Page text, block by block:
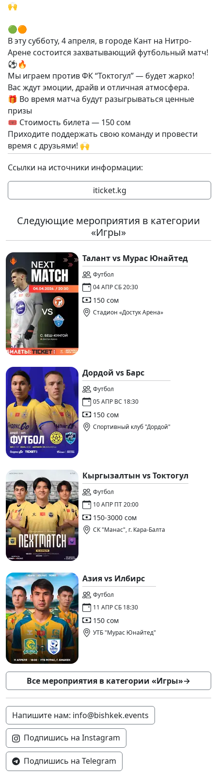
🙌
🟢🟠
В эту субботу, 4 апреля, в городе Кант на Нитро-
Арене состоится захватывающий футбольный матч!
⚽🔥
Мы играем против ФК “Токтогул” — будет жарко!
Вас ждут эмоции, драйв и отличная атмосфера.
🎁 Во время матча будут разыгрываться ценные
призы
🎟 Стоимость билета — 150 сом
Приходите поддержать свою команду и провести
время с друзьями! 🙌
Ссылки на источники информации:
iticket.kg
Следующие мероприятия в категории
«Игры»
Талант vs Мурас Юнайтед
Футбол
04 АПР СБ 20:30
150 сом
Стадион «Достук Арена»
Дордой vs Барс
Футбол
05 АПР ВС 18:30
150 сом
Спортивный клуб "Дордой"
Кыргызалтын vs Токтогул
Футбол
10 АПР ПТ 20:00
150-3000 сом
СК "Манас", г. Кара-Балта
Азия vs Илбирс
Футбол
11 АПР СБ 18:30
150 сом
УТБ "Мурас Юнайтед"
Все мероприятия в категории «Игры»→
Напишите нам: info@bishkek.events
Подпишись на Instagram
Подпишись на Telegram